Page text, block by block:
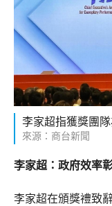
李家超指獲獎團
來源：商台新聞
李家超：政府效率
李家超在頒獎禮致